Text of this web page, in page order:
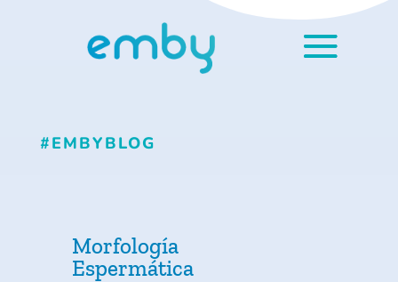
#EMBYBLOG
Morfología
Espermática